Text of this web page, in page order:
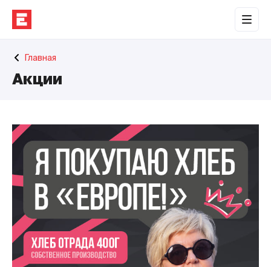
Торговые центры
Сотрудничество
Наши проекты
Контакты
Главная
Акции